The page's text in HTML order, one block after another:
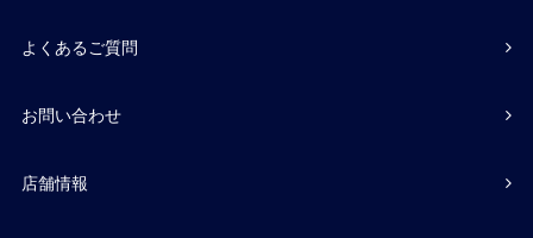
よくあるご質問
お問い合わせ
店舗情報